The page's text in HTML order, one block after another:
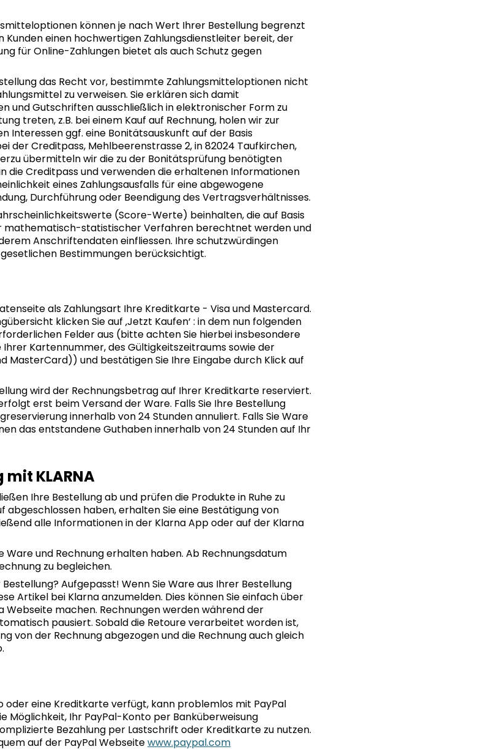
können je nach Wert Ihrer Bestellung begrenzt
Kunden einen hochwertigen Zahlungsdienstleiter bereit, der
für Online-Zahlungen bietet als auch Schutz gegen
das Recht vor, bestimmte Zahlungsmitteloptionen nicht
zu verweisen. Sie erklären sich damit
und Gutschriften ausschließlich in elektronischer Form zu
treten, z.B. bei einem Kauf auf Rechnung, holen wir zur
Interessen ggf. eine Bonitätsauskunft auf der Basis
der Creditpass, Mehlbeerenstrasse 2, in 82024 Taufkirchen,
übermitteln wir die zu der Bonitätsprüfung benötigten
die Creditpass und verwenden die erhaltenen Informationen
eines Zahlungsausfalls für eine abgewogene
Durchführung oder Beendigung des Vertragsverhältnisses.
(Score-Werte) beinhalten, die auf Basis
mathematisch-statistischer Verfahren berechtnet werden und
Anschriftendaten einfliessen. Ihre schutzwürdingen
Bestimmungen berücksichtigt.
als Zahlungsart Ihre Kreditkarte - Visa und Mastercard.
klicken Sie auf ‚Jetzt Kaufen‘ : in dem nun folgenden
Felder aus (bitte achten Sie hierbei insbesondere
Kartennummer, des Gültigkeitszeitraums sowie der
MasterCard)) und bestätigen Sie Ihre Eingabe durch Klick auf
wird der Rechnungsbetrag auf Ihrer Kreditkarte reserviert.
erst beim Versand der Ware. Falls Sie Ihre Bestellung
innerhalb von 24 Stunden annuliert. Falls Sie Ware
das entstandene Guthaben innerhalb von 24 Stunden auf Ihr
KLARNA
Ihre Bestellung ab und prüfen die Produkte in Ruhe zu
abgeschlossen haben, erhalten Sie eine Bestätigung von
alle Informationen in der Klarna App oder auf der Klarna
Ware und Rechnung erhalten haben. Ab Rechnungsdatum
zu begleichen.
Aufgepasst! Wenn Sie Ware aus Ihrer Bestellung
Artikel bei Klarna anzumelden. Dies können Sie einfach über
Webseite machen. Rechnungen werden während der
pausiert. Sobald die Retoure verarbeitet worden ist,
von der Rechnung abgezogen und die Rechnung auch gleich
oder eine Kreditkarte verfügt, kann problemlos mit PayPal
Möglichkeit, Ihr PayPal-Konto per Banküberweisung
Bezahlung per Lastschrift oder Kreditkarte zu nutzen.
auf der PayPal Webseitewww.paypal.com